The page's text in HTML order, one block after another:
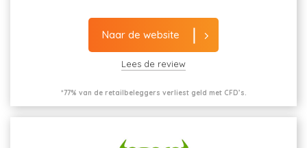
Naar de website
Lees de review
*77% van de retailbeleggers verliest geld met CFD’s.